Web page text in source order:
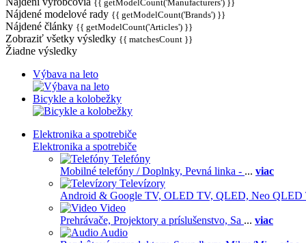
{{ getModelCount('Manufacturers') }}
Nájdené modelové rady {{ getModelCount('Brands') }}
Nájdené články {{ getModelCount('Articles') }}
Zobraziť všetky výsledky {{ matchesCount }}
Žiadne výsledky
Výbava na leto
Bicykle a kolobežky
Elektronika a spotrebiče
Elektronika a spotrebiče
Telefóny
Mobilné telefóny / Doplnky, Pevná linka - ... viac
Televízory
Android & Google TV, OLED TV, QLED, Neo QLED
Video
Prehrávače, Projektory a príslušenstvo, Sa ... viac
Audio